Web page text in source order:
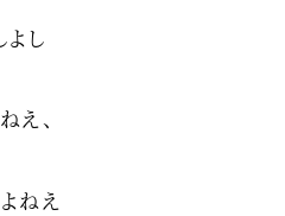
よし
え、
ねえ